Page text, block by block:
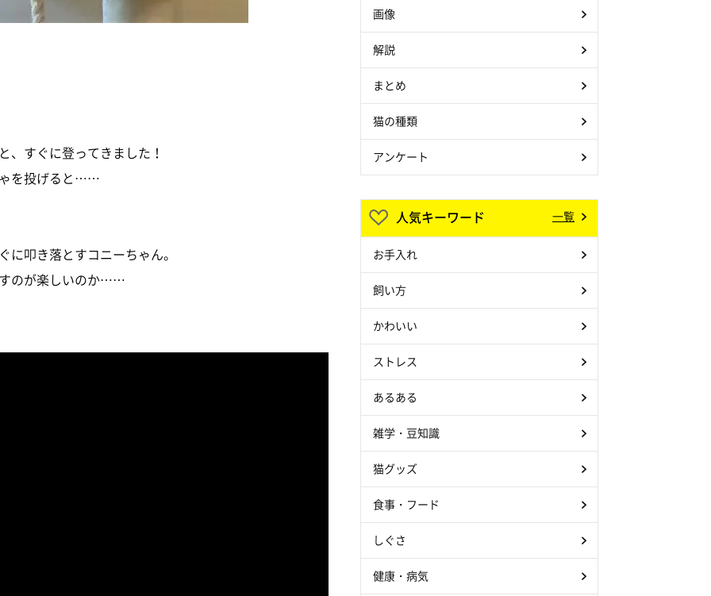
、すぐに登ってきました！
ゃを投げると……
叩き落とすコニーちゃん。
のが楽しいのか……
画像
解説
まとめ
猫の種類
アンケート
人気キーワード 一覧
お手入れ
飼い方
かわいい
ストレス
あるある
雑学・豆知識
猫グッズ
食事・フード
しぐさ
健康・病気